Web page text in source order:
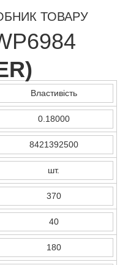
ТОВАРУ
)
Властивість
0.18000
8421392500
шт.
370
40
180